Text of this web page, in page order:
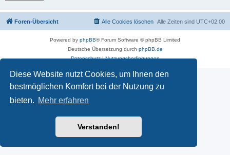
Diese Website nutzt Cookies, um Ihnen den
bestmöglichen Komfort bei der Nutzung zu
bieten. Mehr erfahren
Verstanden!
Foren-Übersicht Alle Zeiten sind UTC+02:00
Alle Cookies löschen
Powered by phpBB® Forum Software © phpBB Limited
Deutsche Übersetzung durch phpBB.de
Datenschutz|Nutzungsbedingungen